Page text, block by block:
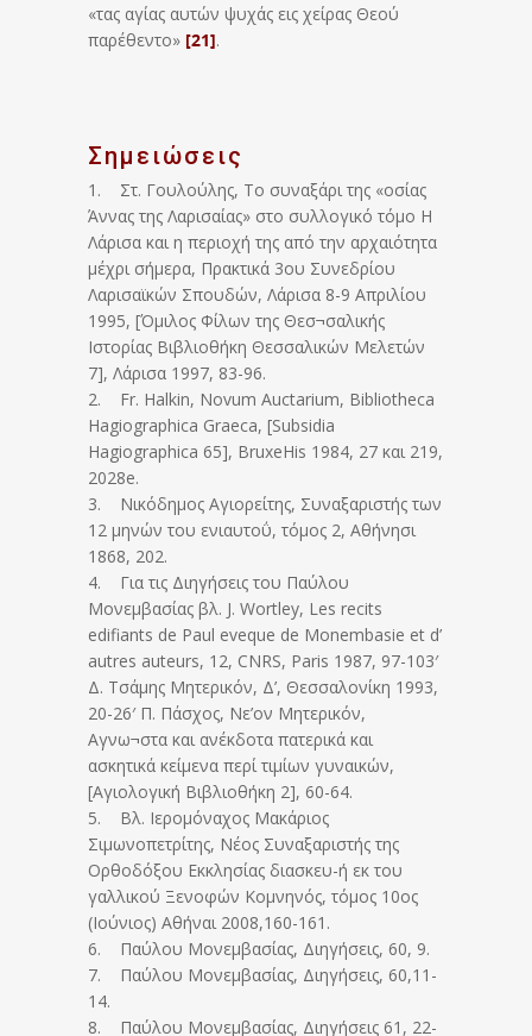
«τας αγίας αυτών ψυχάς εις χείρας Θεού
παρέθεντο» [21].
Σημειώσεις
1. Στ. Γουλούλης, Το συναξάρι της «οσίας
Άννας της Λαρισαίας» στο συλλογικό τόμο Η
Λάρισα και η περιοχή της από την αρχαιότητα
μέχρι σήμερα, Πρακτικά 3ου Συνεδρίου
Λαρισαϊκών Σπουδών, Λάρισα 8-9 Απριλίου
1995, [Όμιλος Φίλων της Θεσ¬σαλικής
Ιστορίας Βιβλιοθήκη Θεσσαλικών Μελετών
7], Λάρισα 1997, 83-96.
2. Fr. Halkin, Novum Auctarium, Bibliotheca
Hagiographica Graeca, [Subsidia
Hagiographica 65], BruxeHis 1984, 27 και 219,
2028e.
3. Νικόδημος Αγιορείτης, Συναξαριστής των
12 μηνών του ενιαυτοΰ, τόμος 2, Αθήνησι
1868, 202.
4. Για τις Διηγήσεις του Παύλου
Μονεμβασίας βλ. J. Wortley, Les recits
edifiants de Paul eveque de Monembasie et d’
autres auteurs, 12, CNRS, Paris 1987, 97-103′
Δ. Τσάμης Μητερικόν, Δ’, Θεσσαλονίκη 1993,
20-26′ Π. Πάσχος, Νε’ον Μητερικόν,
Αγνω¬στα και ανέκδοτα πατερικά και
ασκητικά κείμενα περί τιμίων γυναικών,
[Αγιολογική Βιβλιοθήκη 2], 60-64.
5. Βλ. Ιερομόναχος Μακάριος
Σιμωνοπετρίτης, Νέος Συναξαριστής της
Ορθοδόξου Εκκλησίας διασκευ-ή εκ του
γαλλικού Ξενοφών Κομνηνός, τόμος 10ος
(Ιούνιος) Αθήναι 2008,160-161.
6. Παύλου Μονεμβασίας, Διηγήσεις, 60, 9.
7. Παύλου Μονεμβασίας, Διηγήσεις, 60,11-
14.
8. Παύλου Μονεμβασίας, Διηγήσεις 61, 22-